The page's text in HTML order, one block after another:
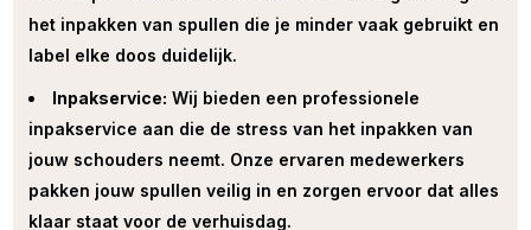
het inpakken van spullen die je minder vaak gebruikt en
label elke doos duidelijk.
Inpakservice: Wij bieden een professionele
inpakservice aan die de stress van het inpakken van
jouw schouders neemt. Onze ervaren medewerkers
pakken jouw spullen veilig in en zorgen ervoor dat alles
klaar staat voor de verhuisdag.